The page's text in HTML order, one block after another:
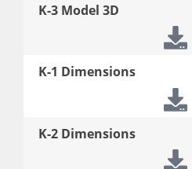
K-3 Model 3D
K-1 Dimensions
K-2 Dimensions